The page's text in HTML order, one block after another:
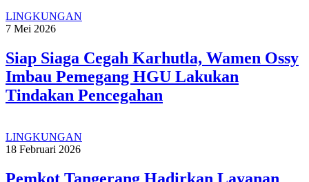
LINGKUNGAN
7 Mei 2026
Siap Siaga Cegah Karhutla, Wamen Ossy
Imbau Pemegang HGU Lakukan
Tindakan Pencegahan
LINGKUNGAN
18 Februari 2026
Pemkot Tangerang Hadirkan Layanan